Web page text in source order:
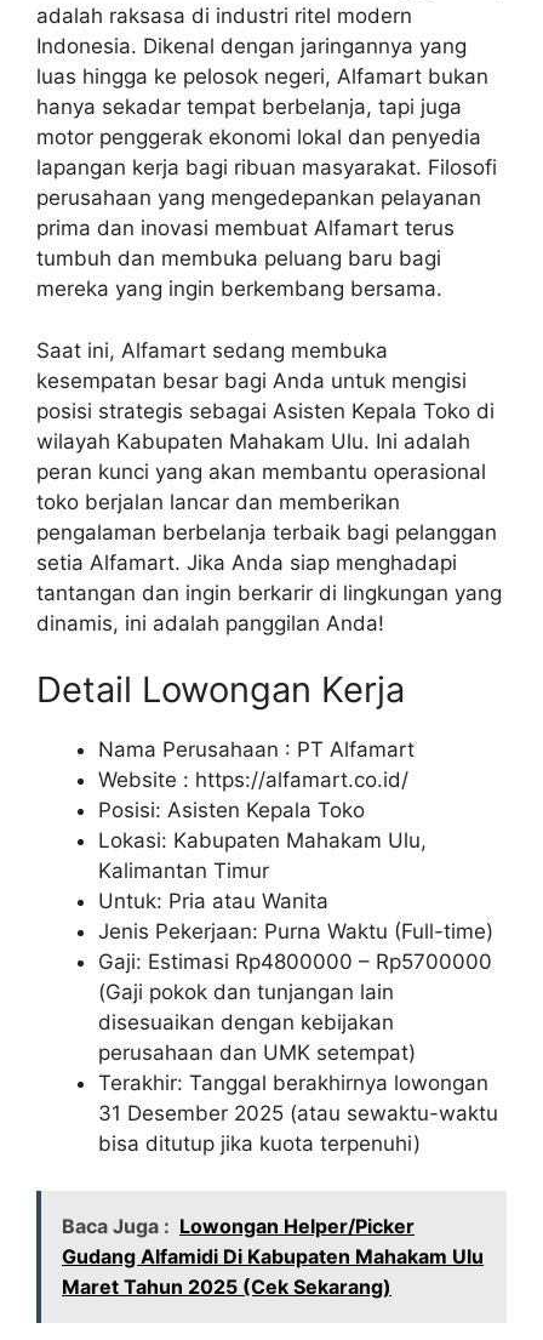
adalah raksasa di industri ritel modern
Indonesia. Dikenal dengan jaringannya yang
luas hingga ke pelosok negeri, Alfamart bukan
hanya sekadar tempat berbelanja, tapi juga
motor penggerak ekonomi lokal dan penyedia
lapangan kerja bagi ribuan masyarakat. Filosofi
perusahaan yang mengedepankan pelayanan
prima dan inovasi membuat Alfamart terus
tumbuh dan membuka peluang baru bagi
mereka yang ingin berkembang bersama.
Saat ini, Alfamart sedang membuka
kesempatan besar bagi Anda untuk mengisi
posisi strategis sebagai Asisten Kepala Toko di
wilayah Kabupaten Mahakam Ulu. Ini adalah
peran kunci yang akan membantu operasional
toko berjalan lancar dan memberikan
pengalaman berbelanja terbaik bagi pelanggan
setia Alfamart. Jika Anda siap menghadapi
tantangan dan ingin berkarir di lingkungan yang
dinamis, ini adalah panggilan Anda!
Detail Lowongan Kerja
Nama Perusahaan : PT Alfamart
Website : https://alfamart.co.id/
Posisi: Asisten Kepala Toko
Lokasi: Kabupaten Mahakam Ulu,
Kalimantan Timur
Untuk: Pria atau Wanita
Jenis Pekerjaan: Purna Waktu (Full-time)
Gaji: Estimasi Rp4800000 – Rp5700000
(Gaji pokok dan tunjangan lain
disesuaikan dengan kebijakan
perusahaan dan UMK setempat)
Terakhir: Tanggal berakhirnya lowongan
31 Desember 2025 (atau sewaktu-waktu
bisa ditutup jika kuota terpenuhi)
Baca Juga : Lowongan Helper/Picker
Gudang Alfamidi Di Kabupaten Mahakam Ulu
Maret Tahun 2025 (Cek Sekarang)